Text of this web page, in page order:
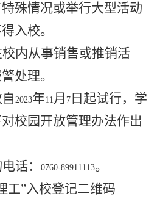
殊情况或举行大型活动
入校。
校内从事销售或推销活
处理。
2023年11 月 7 日起试行，学
校园开放管理办法作出
话：
0760-89911113。
工”入校登记二维码